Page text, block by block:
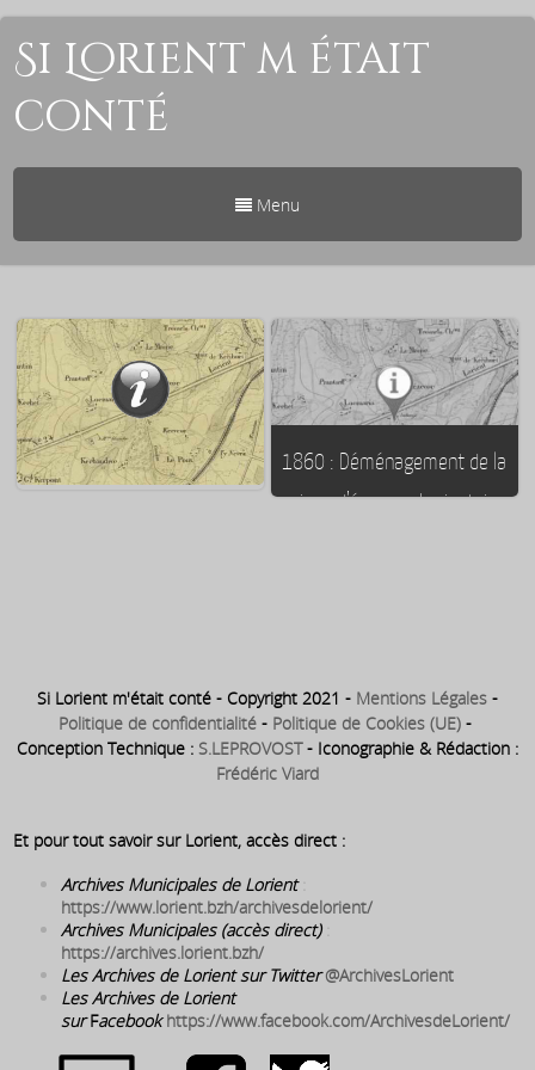
Si Lorient m était
conté
Menu
1860 : Déménagement de la
caisse d’épargne Lorientaise
Si Lorient m'était conté - Copyright 2021 - Mentions Légales -
Politique de confidentialité - Politique de Cookies (UE) -
Conception Technique : S.LEPROVOST- Iconographie & Rédaction :
Frédéric Viard
Et pour tout savoir sur Lorient, accès direct :
Archives Municipales de Lorient
https://www.lorient.bzh/archivesdelorient/
Archives Municipales (accès direct):
https://archives.lorient.bzh/
Les Archives de Lorient sur Twitter @ArchivesLorient
Les Archives de Lorient
sur Facebook https://www.facebook.com/ArchivesdeLorient/